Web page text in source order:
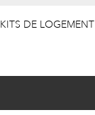
KITS DE LOGEMENT